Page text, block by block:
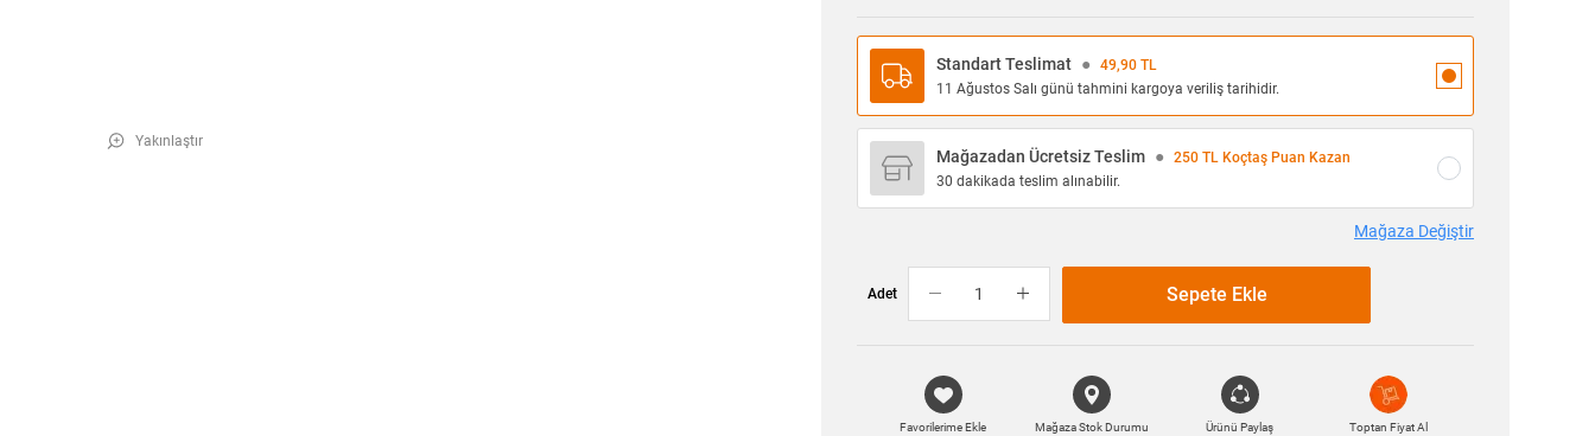
Yakınlaştır
Standart Teslimat ●
49,90 TL
11 Ağustos Salı günü tahmini kargoya veriliş tarihidir.
Mağazadan Ücretsiz Teslim ●
250 TL Koçtaş Puan Kazan
30 dakikada teslim alınabilir.
Mağaza Değiştir
Adet Sepete Ekle
Favorilerime Ekle Mağaza Stok Durumu Ürünü Paylaş Toptan Fiyat Al